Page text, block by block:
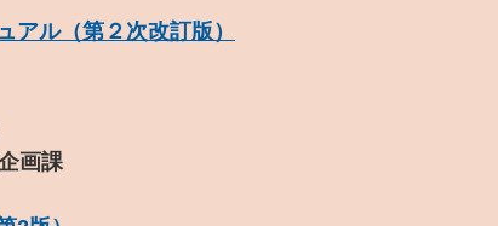
ル（第２次改訂版）
画課